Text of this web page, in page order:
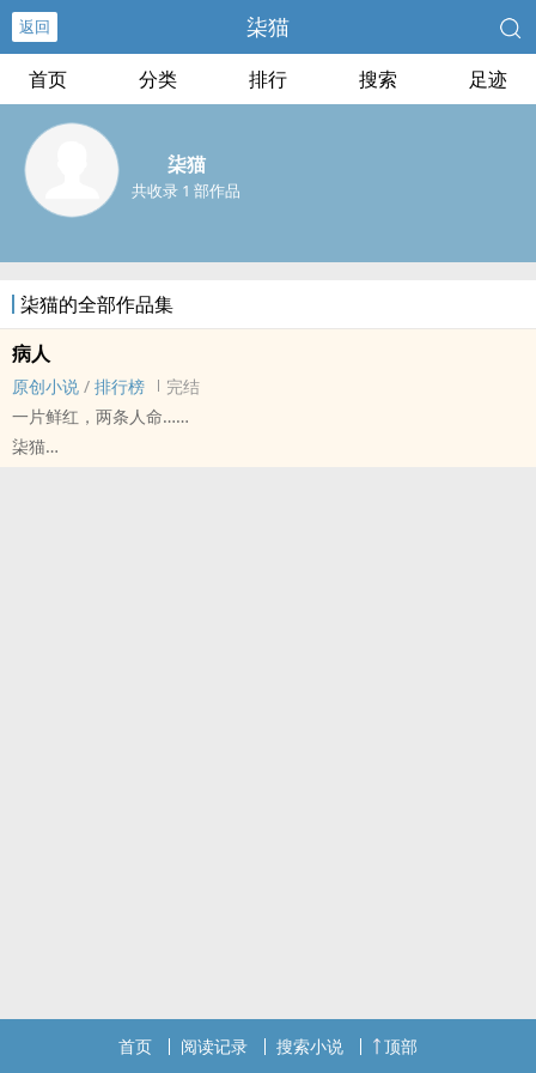
返回 柒猫
首页 分类 排行 搜索 足迹
柒猫
共收录 1 部作品
柒猫的全部作品集
病人
原创小说 / 排行榜
完结
一片鲜红，两条人命……
柒猫
首页 阅读记录 搜索小说 顶部